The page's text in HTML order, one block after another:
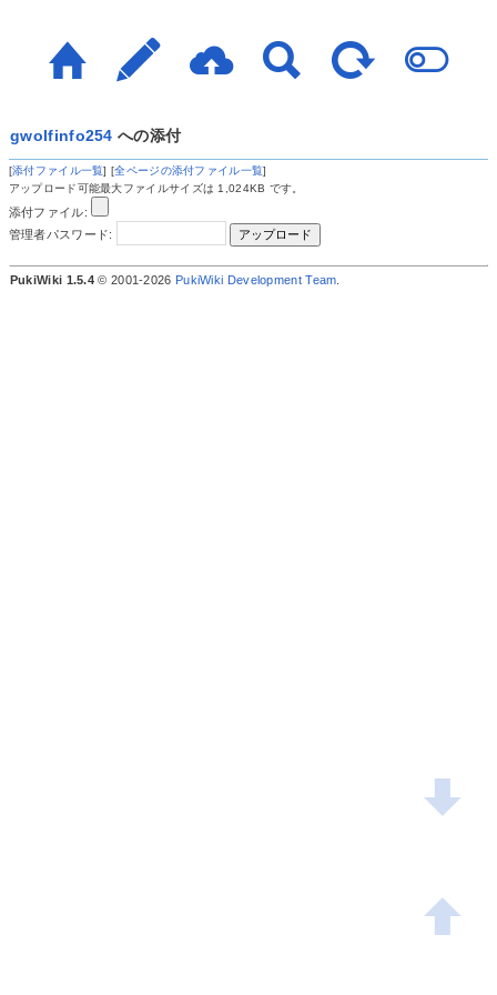
gwolfinfo254 への添付
[添付ファイル一覧] [全ページの添付ファイル一覧]
アップロード可能最大ファイルサイズは 1,024KB です。
添付ファイル:
管理者パスワード:
PukiWiki 1.5.4 © 2001-2026 PukiWiki Development Team